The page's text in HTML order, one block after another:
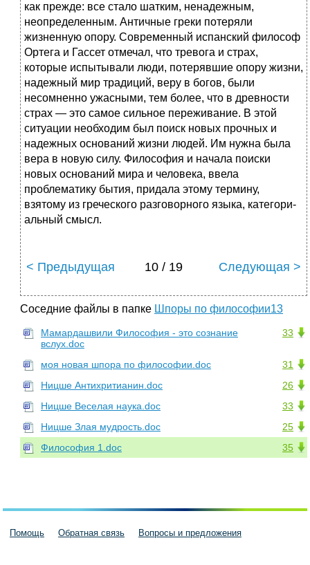
как прежде: все стало шатким, ненадежным,
неопределенным. Античные греки потеряли
жизненную опору. Современ­ный испанский философ
Ортега и Гассет отмечал, что тревога и страх,
которые испытывали люди, потерявшие опору жизни,
надежный мир традиций, веру в богов, были
несомненно ужасными, тем более, что в древности
страх — это самое сильное переживание. В этой
ситуации необходим был поиск новых прочных и
надежных осно­ваний жизни людей. Им нужна была
вера в новую силу. Философия и начала поиски
новых оснований мира и че­ловека, ввела
проблематику бытия, придала этому терми­ну,
взятому из греческого разговорного языка, категори­
альный смысл.
< Предыдущая 10 / 19 Следующая >
Соседние файлы в папке Шпоры по философии13
33
Мамардашвили Философия - это сознание
вслух.doc
31
моя новая шпора по философии.doc
26
Ницше Антихритианин.doc
33
Ницше Веселая наука.doc
25
Ницше Злая мудрость.doc
35
Философия 1.doc
Помощь Обратная связь Вопросы и предложения